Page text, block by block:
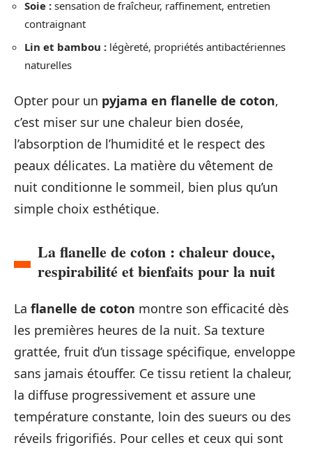
Soie : sensation de fraîcheur, raffinement, entretien
contraignant
Lin et bambou : légèreté, propriétés antibactériennes
naturelles
Opter pour un pyjama en flanelle de coton,
c’est miser sur une chaleur bien dosée,
l’absorption de l’humidité et le respect des
peaux délicates. La matière du vêtement de
nuit conditionne le sommeil, bien plus qu’un
simple choix esthétique.
La flanelle de coton : chaleur douce,
respirabilité et bienfaits pour la nuit
La flanelle de coton montre son efficacité dès
les premières heures de la nuit. Sa texture
grattée, fruit d’un tissage spécifique, enveloppe
sans jamais étouffer. Ce tissu retient la chaleur,
la diffuse progressivement et assure une
température constante, loin des sueurs ou des
réveils frigorifiés. Pour celles et ceux qui sont